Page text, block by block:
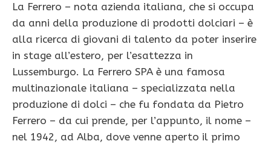
La Ferrero – nota azienda italiana, che si occupa
da anni della produzione di prodotti dolciari – è
alla ricerca di giovani di talento da poter inserire
in stage all’estero, per l’esattezza in
Lussemburgo. La Ferrero SPA è una famosa
multinazionale italiana – specializzata nella
produzione di dolci – che fu fondata da Pietro
Ferrero – da cui prende, per l’appunto, il nome –
nel 1942, ad Alba, dove venne aperto il primo